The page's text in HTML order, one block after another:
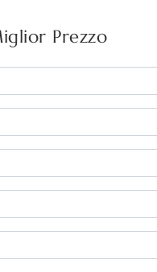
Prezzo